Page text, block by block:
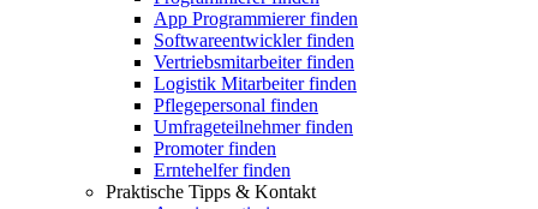
App Programmierer finden
Softwareentwickler finden
Vertriebsmitarbeiter finden
Logistik Mitarbeiter finden
Pflegepersonal finden
Umfrageteilnehmer finden
Promoter finden
Erntehelfer finden
Praktische Tipps & Kontakt